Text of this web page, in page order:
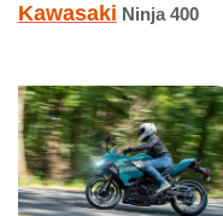
Kawasaki Ninja 400